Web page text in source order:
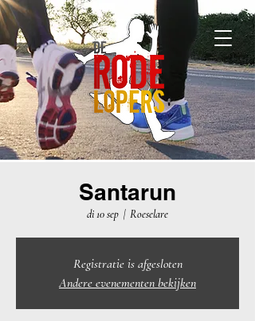
Santarun
di 10 sep
  |
Roeselare
Registratie is afgesloten
Andere evenementen bekijken